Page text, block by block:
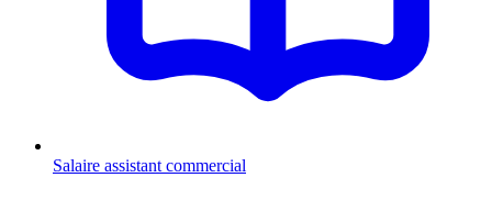
Salaire assistant commercial